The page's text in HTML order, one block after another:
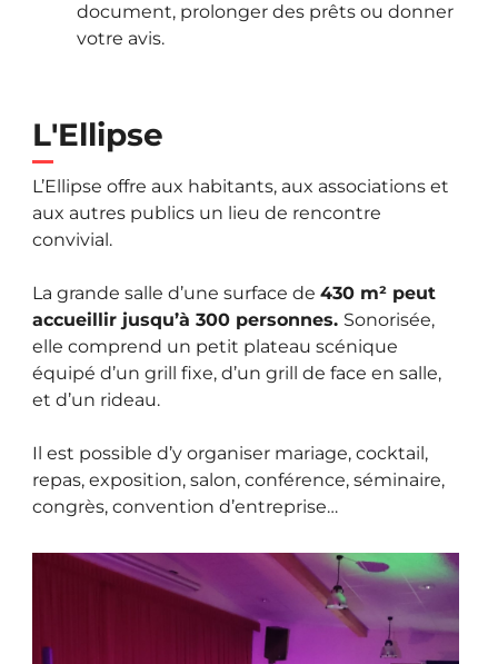
document, prolonger des prêts ou donner
votre avis.
L'Ellipse
L’Ellipse offre aux habitants, aux associations et
aux autres publics un lieu de rencontre
convivial.
La grande salle d’une surface de 430 m² peut
accueillir jusqu’à 300 personnes. Sonorisée,
elle comprend un petit plateau scénique
équipé d’un grill fixe, d’un grill de face en salle,
et d’un rideau.
Il est possible d’y organiser mariage, cocktail,
repas, exposition, salon, conférence, séminaire,
congrès, convention d’entreprise…